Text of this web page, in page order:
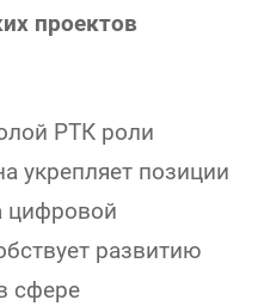
проектов
РТК роли
укрепляет позиции
цифровой
развитию
сфере